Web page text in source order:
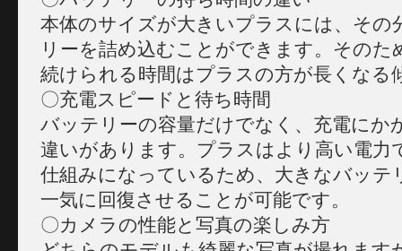
本体のサイズが大きいプラスには、その
リーを詰め込むことができます。そのた
続けられる時間はプラスの方が長くなる
〇充電スピードと待ち時間
バッテリーの容量だけでなく、充電にか
違いがあります。プラスはより高い電力
仕組みになっているため、大きなバッテ
一気に回復させることが可能です。
〇カメラの性能と写真の楽しみ方